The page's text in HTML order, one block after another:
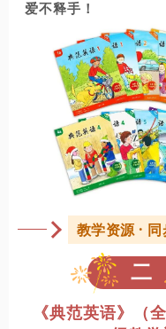
爱不释手！
教学资源 ·
二
《典范英语》（